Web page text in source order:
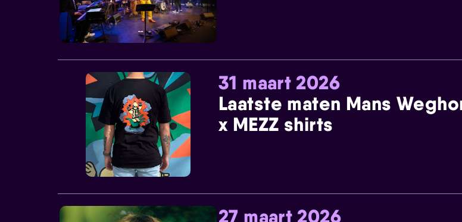
31 maart 2026
Laatste maten Mans
x MEZZ shirts
27 maart 2026